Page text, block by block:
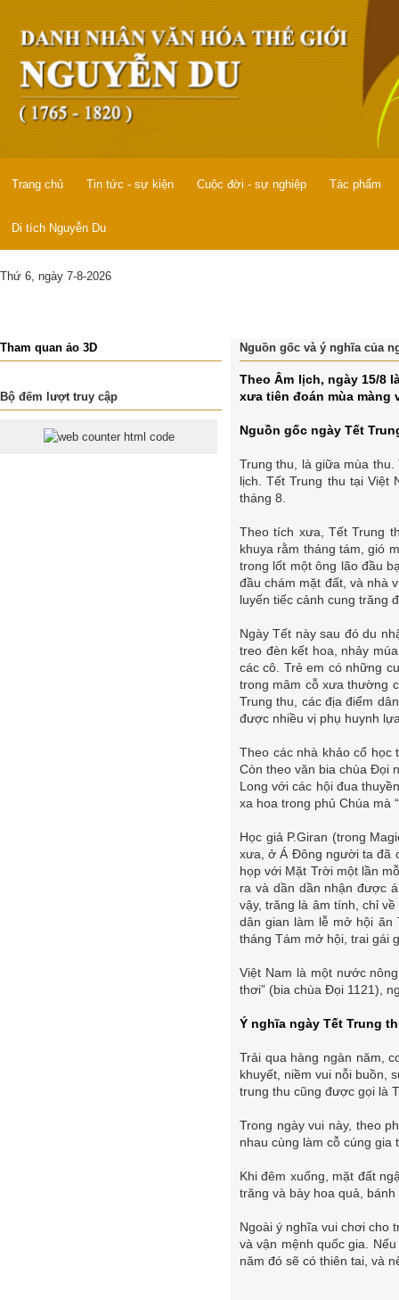
Trang chủ Tin tức - sự kiện Cuộc đời - sự nghiệp Tác phẩm
Di tích Nguyễn Du
Thứ 6, ngày 7-8-2026
Tham quan ảo 3D
Bộ đếm lượt truy cập
Nguồn gốc và ý nghĩa của
Theo Âm lịch, ngày 15/8
xưa tiên đoán mùa màng
Nguồn gốc ngày Tết
Trung thu, là giữa mùa
lịch. Tết Trung thu tại Việt
tháng 8.
Theo tích xưa, Tết Trung
khuya rằm tháng tám, gió
trong lốt một ông lão đầu
đầu chám mặt đất, và nhà
luyến tiếc cảnh cung trăng
Ngày Tết này sau đó du
treo đèn kết hoa, nhảy
các cô. Trẻ em có những
trong mâm cỗ xưa thường
Trung thu, các địa điểm
được nhiều vị phụ huynh
Theo các nhà khảo cổ
Còn theo văn bia chùa Đọi
Long với các hội đua
xa hoa trong phủ Chúa mà
Học giả P.Giran (trong
xưa, ở Á Đông người ta đã
họp với Mặt Trời một lần
ra và dần dần nhận được
vậy, trăng là âm tính, chỉ
dân gian làm lễ mở hội ăn
tháng Tám mở hội, trai gái
Việt Nam là một nước
thơi” (bia chùa Đọi 1121),
Ý nghĩa ngày Tết Trung
Trải qua hàng ngàn năm,
khuyết, niềm vui nỗi buồn,
trung thu cũng được gọi là
Trong ngày vui này, theo
nhau cùng làm cỗ cúng gia
Khi đêm xuống, mặt đất
trăng và bày hoa quả,
Ngoài ý nghĩa vui chơi cho
và vận mệnh quốc gia.
năm đó sẽ có thiên tai, và